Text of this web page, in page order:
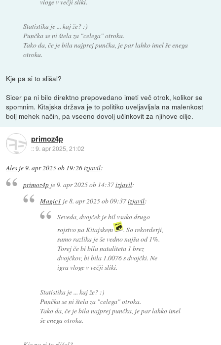
Statistika je ... kaj že? :)
Punčka se ni štela za "celega" otroka.
Tako da, če je bila najprej punčka, je par lahko imel še enega
otroka.
Kje pa si to slišal?
Sicer pa ni bilo direktno prepovedano imeti več otrok, kolikor se
spomnim. Kitajska država je to politiko uveljavljala na malenkost
bolj mehek način, pa vseeno dovolj učinkovit za njihove cilje.
primoz4p
::9. apr 2025, 21:02
Ales je9. apr 2025 ob 19:26izjavil:
primoz4pje9. apr 2025 ob 14:37izjavil:
Magic1 je8. apr 2025 ob 09:37izjavil:
Seveda, dvojček je bil vsako drugo
rojstvo na Kitajskem
. So rekorderji,
samo razlika je še vedno najša od 1%.
Torej če bi bila nataliteta 1 brez
dvojčkov, bi bila 1.0076 s dvojčki. Ne
igra vloge v večji sliki.
Statistika je ... kaj že? :)
Punčka se ni štela za "celega" otroka.
Tako da, če je bila najprej punčka, je par lahko imel
še enega otroka.